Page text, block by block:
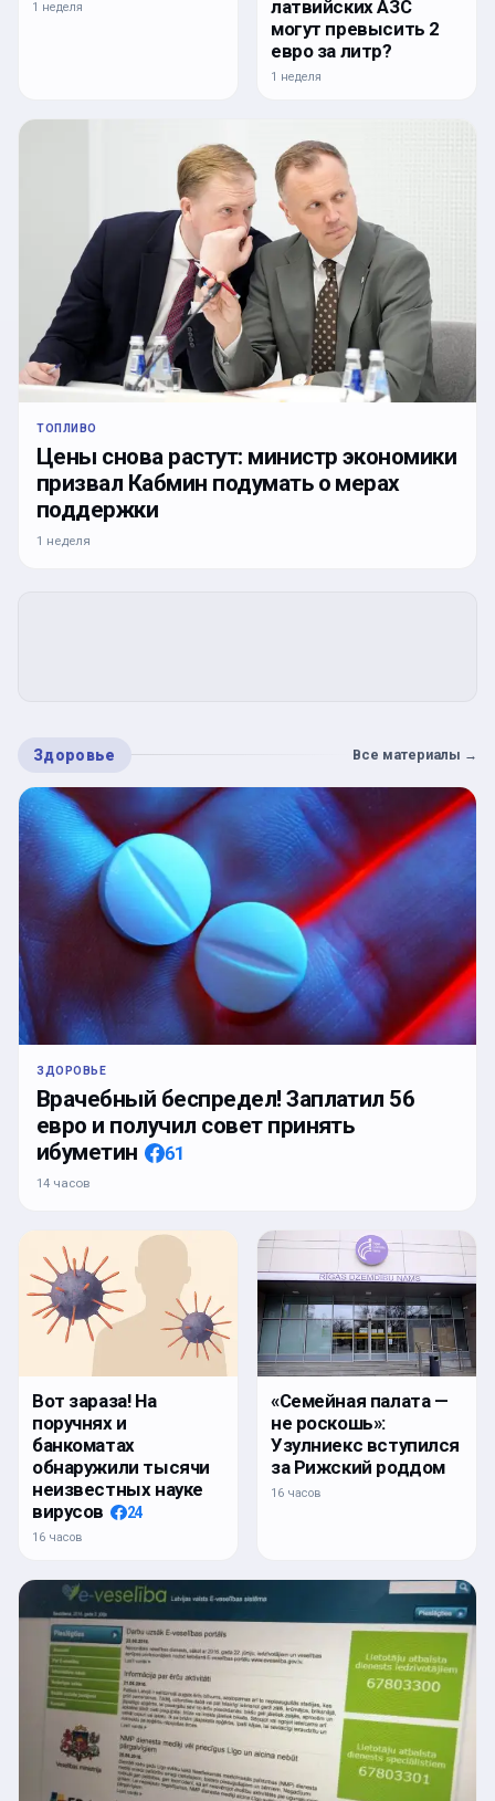
1 неделя
латвийских АЗС
могут превысить 2
евро за литр?
1 неделя
ТОПЛИВО
Цены снова растут: министр экономики
призвал Кабмин подумать о мерах
поддержки
1 неделя
Здоровье Все материалы →
ЗДОРОВЬЕ
Врачебный беспредел! Заплатил 56
евро и получил совет принять
ибуметин
61
14 часов
Вот зараза! На
поручнях и
банкоматах
обнаружили тысячи
неизвестных науке
вирусов
24
16 часов
«Семейная палата —
не роскошь»:
Узулниекс вступился
за Рижский роддом
16 часов